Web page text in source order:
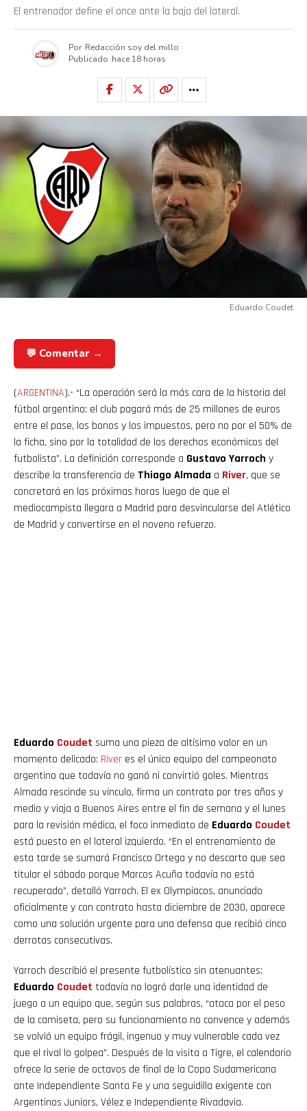
El entrenador define el once ante la baja del lateral.
Por Redacción soy del millo
Publicado hace 18 horas
Eduardo Coudet
💬 Comentar →
(ARGENTINA).- “La operación será la más cara de la historia del
fútbol argentino: el club pagará más de 25 millones de euros
entre el pase, los bonos y los impuestos, pero no por el 50% de
la ficha, sino por la totalidad de los derechos económicos del
futbolista”. La definición corresponde a Gustavo Yarroch y
describe la transferencia de Thiago Almada a River, que se
concretará en las próximas horas luego de que el
mediocampista llegara a Madrid para desvincularse del Atlético
de Madrid y convertirse en el noveno refuerzo.
Eduardo Coudet suma una pieza de altísimo valor en un
momento delicado: River es el único equipo del campeonato
argentino que todavía no ganó ni convirtió goles. Mientras
Almada rescinde su vínculo, firma un contrato por tres años y
medio y viaja a Buenos Aires entre el fin de semana y el lunes
para la revisión médica, el foco inmediato de Eduardo Coudet
está puesto en el lateral izquierdo. “En el entrenamiento de
esta tarde se sumará Francisco Ortega y no descarto que sea
titular el sábado porque Marcos Acuña todavía no está
recuperado”, detalló Yarroch. El ex Olympiacos, anunciado
oficialmente y con contrato hasta diciembre de 2030, aparece
como una solución urgente para una defensa que recibió cinco
derrotas consecutivas.
Yarroch describió el presente futbolístico sin atenuantes:
Eduardo Coudet todavía no logró darle una identidad de
juego a un equipo que, según sus palabras, “ataca por el peso
de la camiseta, pero su funcionamiento no convence y además
se volvió un equipo frágil, ingenuo y muy vulnerable cada vez
que el rival lo golpea”. Después de la visita a Tigre, el calendario
ofrece la serie de octavos de final de la Copa Sudamericana
ante Independiente Santa Fe y una seguidilla exigente con
Argentinos Juniors, Vélez e Independiente Rivadavia.